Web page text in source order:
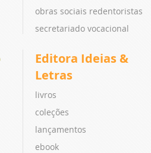
obras sociais redentoristas
secretariado vocacional
Editora Ideias &
Letras
livros
coleções
lançamentos
ebook